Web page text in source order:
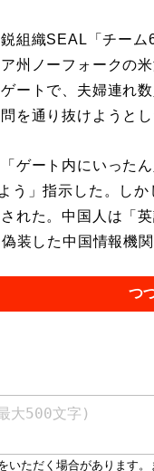
組織SEAL「チーム
州ノーフォークの
ートで、夫婦連れ
を通り抜けようとし
ゲート内にいったん
う」指示した。し
れた。中国人は「
装した中国情報機
つ